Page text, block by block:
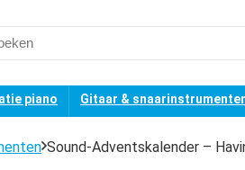
piano Gitaar &
Sound-Adventskalender –